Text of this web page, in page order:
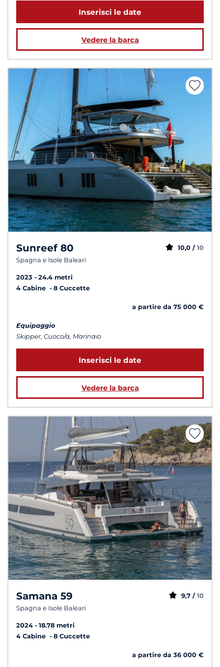
Inserisci le date
Vedere la barca
Sunreef 80
Spagna e Isole Baleari
10,0 / 10
2023
24.4 metri
4 Cabine
8 Cuccette
a partire da 75 000 €
Equipaggio
Skipper, Cuoco/a, Marinaio
Inserisci le date
Vedere la barca
Samana 59
Spagna e Isole Baleari
9,7 / 10
2024
18.78 metri
4 Cabine
8 Cuccette
a partire da 36 000 €